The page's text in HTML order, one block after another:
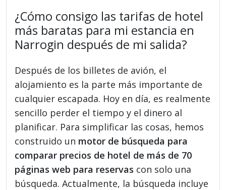
¿Cómo consigo las tarifas de hotel
más baratas para mi estancia en
Narrogin después de mi salida?
Después de los billetes de avión, el
alojamiento es la parte más importante de
cualquier escapada. Hoy en día, es realmente
sencillo perder el tiempo y el dinero al
planificar. Para simplificar las cosas, hemos
construido un motor de búsqueda para
comparar precios de hotel de más de 70
páginas web para reservas con solo una
búsqueda. Actualmente, la búsqueda incluye